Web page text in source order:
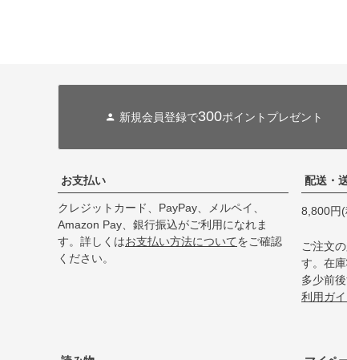
新規会員登録で300ポイントプレゼント
お支払い
クレジットカード、PayPay、メルペイ、
Amazon Pay、銀行振込がご利用になれま
す。詳しくはお支払い方法についてをご確認
ください。
配送・
8,800円
ご注文
す。在
多少前
利用ガイ